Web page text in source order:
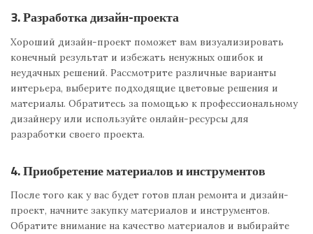
3. Разработка дизайн-проекта
Хороший дизайн-проект поможет вам визуализировать
конечный результат и избежать ненужных ошибок и
неудачных решений. Рассмотрите различные варианты
интерьера, выберите подходящие цветовые решения и
материалы. Обратитесь за помощью к профессиональному
дизайнеру или используйте онлайн-ресурсы для
разработки своего проекта.
4. Приобретение материалов и инструментов
После того как у вас будет готов план ремонта и дизайн-
проект, начните закупку материалов и инструментов.
Обратите внимание на качество материалов и выбирайте